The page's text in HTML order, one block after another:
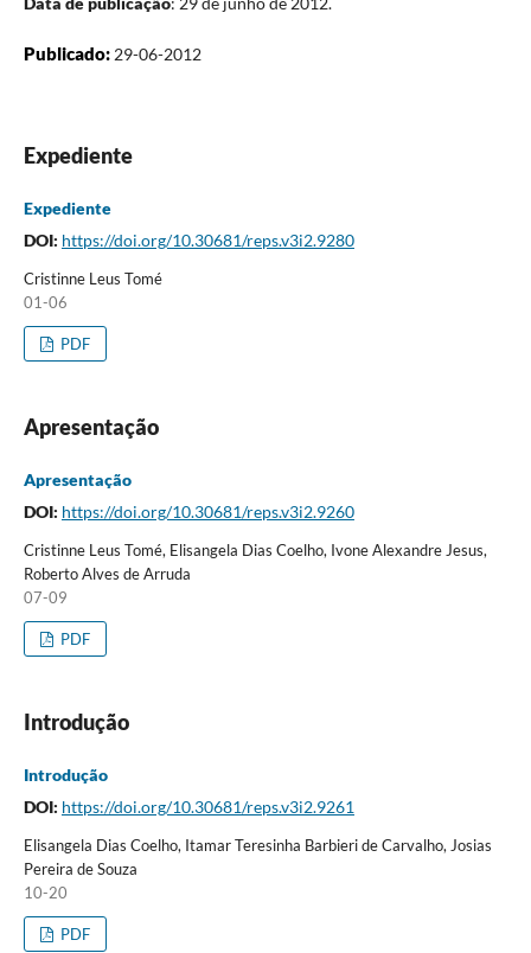
Publicado: 29-06-2012
Expediente
Expediente
DOI: https://doi.org/10.30681/reps.v3i2.9280
Cristinne Leus Tomé
01-06
PDF
Apresentação
Apresentação
DOI: https://doi.org/10.30681/reps.v3i2.9260
Cristinne Leus Tomé, Elisangela Dias Coelho, Ivone Alexandre Jesus,
Roberto Alves de Arruda
07-09
PDF
Introdução
Introdução
DOI: https://doi.org/10.30681/reps.v3i2.9261
Elisangela Dias Coelho, Itamar Teresinha Barbieri de Carvalho, Josias
Pereira de Souza
10-20
PDF